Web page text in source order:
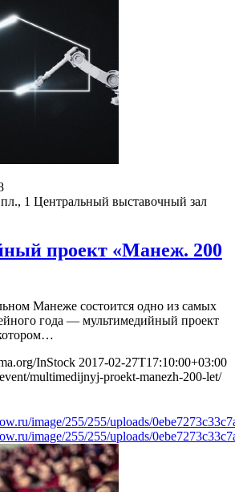
1 Центральный выставочный зал
проект «Манеж. 200
Манеже состоится одно из самых
года — мультимедийный проект
InStock 2017-02-27T17:10:00+03:00
multimedijnyj-proekt-manezh-200-let/
image/255/255/uploads/
image/255/255/uploads/